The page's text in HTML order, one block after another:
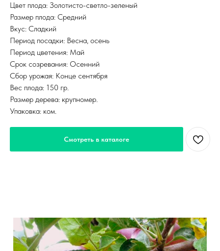
Цвет плода: Золотисто-светло-зеленый
Размер плода: Средний
Вкус: Сладкий
Период посадки: Весна, осень
Период цветения: Май
Срок созревания: Осенний
Сбор урожая: Конце сентября
Вес плода: 150 гр.
Размер дерева: крупномер.
Упаковка: ком.
Смотреть в каталоге